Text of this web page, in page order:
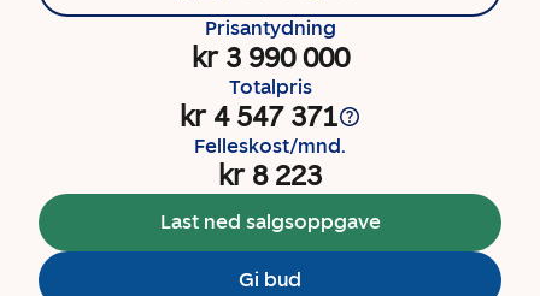
Prisantydning
kr 3 990 000
Totalpris
kr 4 547 371
Felleskost/mnd.
kr 8 223
Last ned salgsoppgave
Gi bud